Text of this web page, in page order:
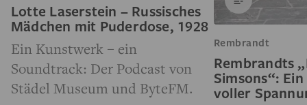
Lotte Laserstein – Russisches
Mädchen mit Puderdose, 1928
Ein Kunstwerk – ein
Soundtrack: Der Podcast von
Städel Museum und ByteFM.
Rembrandt
Rembrandts
Simsons“:
voller